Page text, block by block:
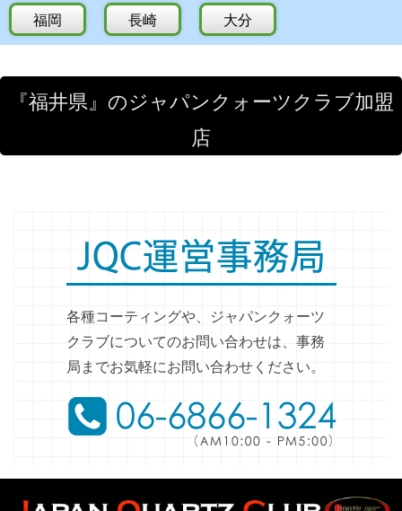
福岡 長崎 大分
『福井県』のジャパンクォーツクラブ加盟
店
各種コーティングや、ジャパンクォーツ
クラブについてのお問い合わせは、事務
局までお気軽にお問い合わせください。